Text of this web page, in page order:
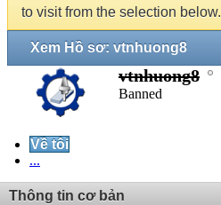
to visit from the selection below.
Xem Hồ sơ: vtnhuong8
vtnhuong8
Banned
Về tôi
...
Thông tin cơ bản